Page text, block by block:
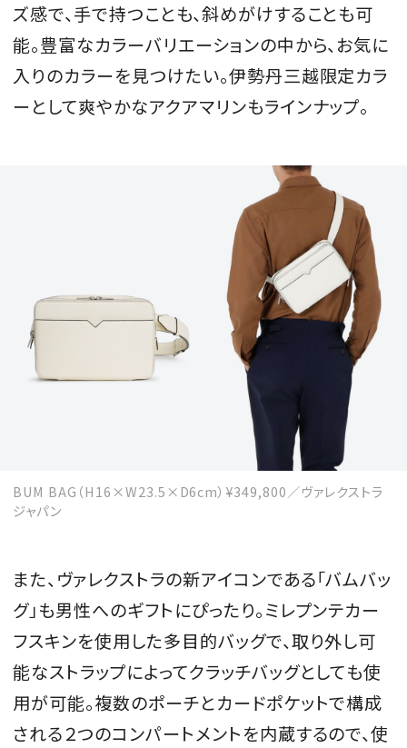
ズ感で、手で持つことも、斜めがけすることも可
能。豊富なカラーバリエーションの中から、お気に
入りのカラーを見つけたい。伊勢丹三越限定カラ
ーとして爽やかなアクアマリンもラインナップ。
BUM BAG（H16×W23.5×D6cm）¥349,800／ヴァレクストラ
ジャパン
また、ヴァレクストラの新アイコンである「バムバッ
グ」も男性へのギフトにぴったり。ミレプンテカー
フスキンを使用した多目的バッグで、取り外し可
能なストラップによってクラッチバッグとしても使
用が可能。複数のポーチとカードポケットで構成
される２つのコンパートメントを内蔵するので、使